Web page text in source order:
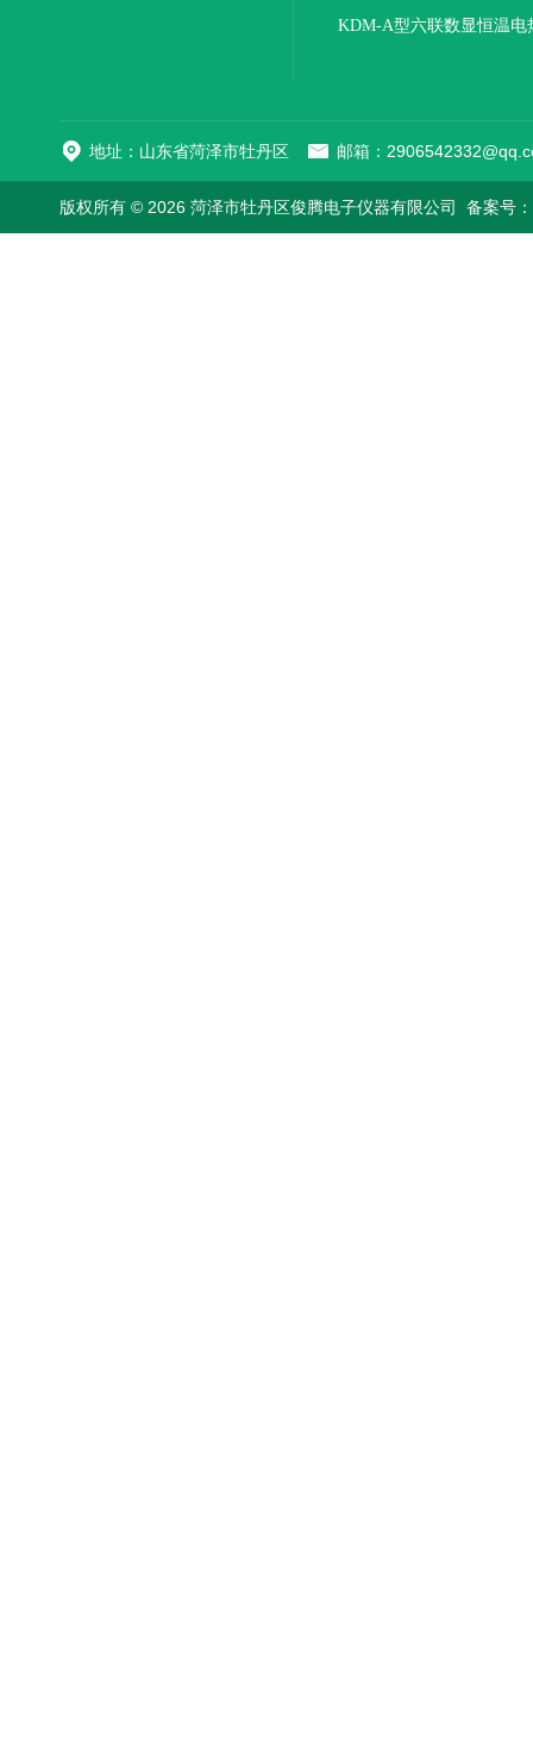
KDM-A型六联数显恒温电
地址：山东省菏泽市牡丹区 邮箱：
版权所有 © 2026 菏泽市牡丹区俊腾电子仪器有限公司 备案号